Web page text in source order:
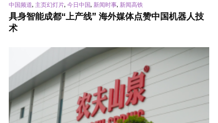
中国频道, 主页幻灯片, 今日中国, 新闻时事, 新闻高铁
具身智能成都“上产线” 海外媒体点赞中国机器人技
术